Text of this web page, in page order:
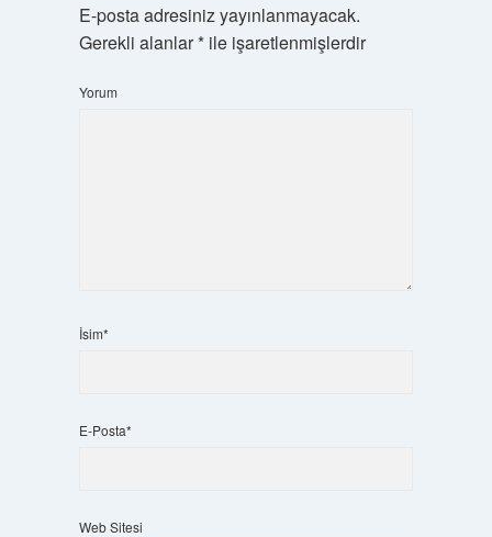
E-posta adresiniz yayınlanmayacak.
Gerekli alanlar*ile işaretlenmişlerdir
Yorum
İsim*
E-Posta*
Web Sitesi